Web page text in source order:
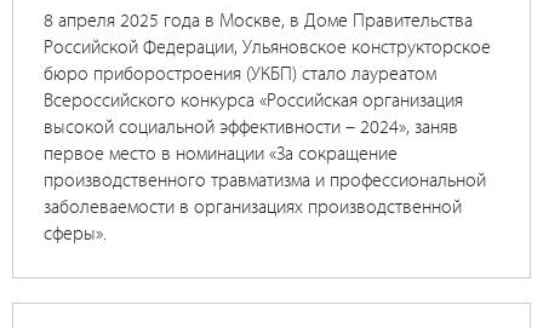
8 апреля 2025 года в Москве, в Доме Правительства
Российской Федерации, Ульяновское конструкторское
бюро приборостроения (УКБП) стало лауреатом
Всероссийского конкурса «Российская организация
высокой социальной эффективности – 2024», заняв
первое место в номинации «За сокращение
производственного травматизма и профессиональной
заболеваемости в организациях производственной
сферы».